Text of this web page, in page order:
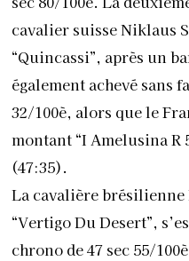
cavalier suisse Niklaus
“Quincassi”, après un
également achevé sans
32/100è, alors que le
montant “I Amelusina R
(47:35).
La cavalière
“Vertigo Du Desert”,
chrono de 47 sec 55/